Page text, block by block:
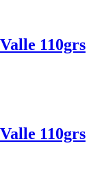
110grs
110grs